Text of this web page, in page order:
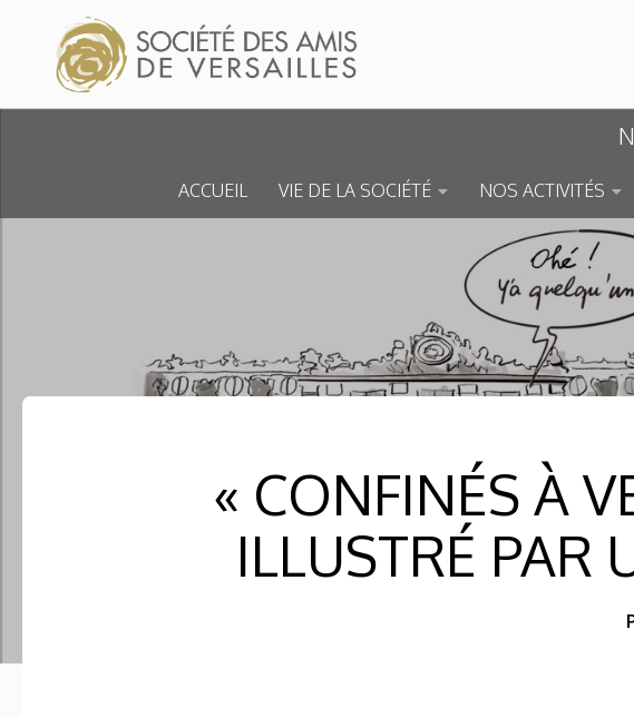
Skip to content
ACCUEIL VIE DE LA SOCIÉTÉ NOS ACTIVITÉS
« CONFINÉS À
ILLUSTRÉ PAR